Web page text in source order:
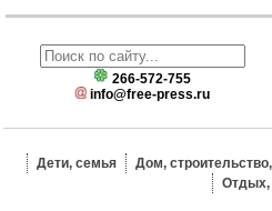
266-572-755
info@free-press.ru
Дети, семья Дом,
Отдых,